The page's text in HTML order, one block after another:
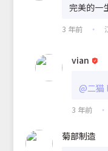
完美的一
3 年前 •
vian
@二猫
3 年前 •
菊部制造